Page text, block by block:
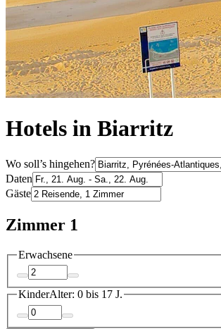
Hotels in Biarritz
Wo soll’s hingehen?
Daten
Gäste
Zimmer 1
Erwachsene
KinderAlter: 0 bis 17 J.